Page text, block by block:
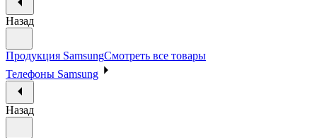
Назад
Продукция SamsungСмотреть все товары
Телефоны Samsung
Назад